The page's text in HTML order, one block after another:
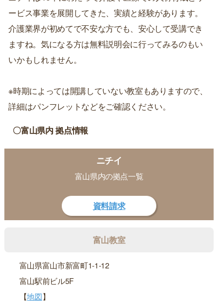
ービス事業を展開してきた、実績と経験があります。
介護業界が初めてで不安な方でも、安心して受講でき
ますね。気になる方は無料説明会に行ってみるのもい
いかもしれません。
※時期によっては開講していない教室もありますので、
詳細はパンフレットなどをご確認ください。
〇富山県内 拠点情報
ニチイ
富山県内の拠点一覧
資料請求
富山教室
富山県富山市新富町1-1-12
富山駅前ビル5F
【地図】